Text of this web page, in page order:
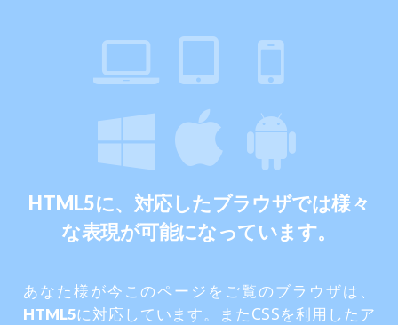
HTML5に、対応したブラウザでは様々
な表現が可能になっています。
あなた様が今このページをご覧のブラウザは、
HTML5に対応しています。またCSSを利用したア